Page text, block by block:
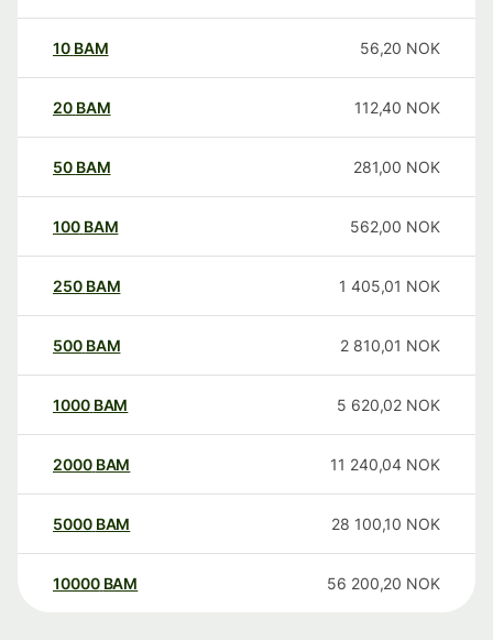
10 BAM 56,20 NOK
20 BAM 112,40 NOK
50 BAM 281,00 NOK
100 BAM 562,00 NOK
250 BAM 1 405,01 NOK
500 BAM 2 810,01 NOK
1000 BAM 5 620,02 NOK
2000 BAM 11 240,04 NOK
5000 BAM 28 100,10 NOK
10000 BAM 56 200,20 NOK